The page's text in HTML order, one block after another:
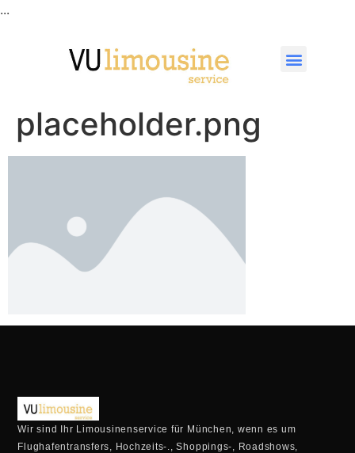
...
placeholder.png
Wir sind Ihr Limousinenservice für München, wenn es um
Flughafentransfers, Hochzeits-., Shoppings-, Roadshows,